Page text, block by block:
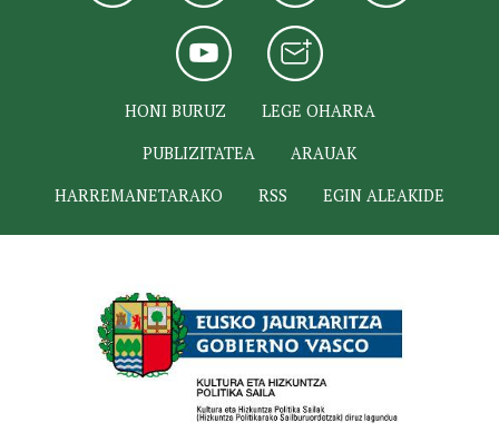
HONI BURUZ
LEGE OHARRA
PUBLIZITATEA
ARAUAK
HARREMANETARAKO
RSS EGIN ALEAKIDE